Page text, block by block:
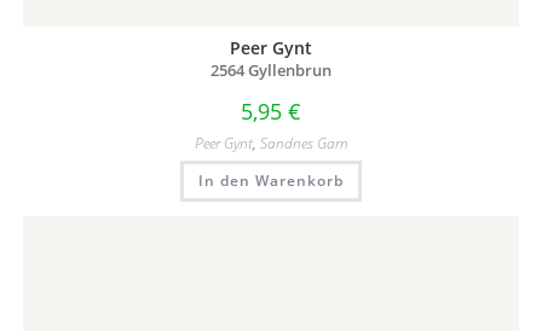
Peer Gynt
2564 Gyllenbrun
5,95 €
Peer Gynt, Sandnes Garn
In den Warenkorb